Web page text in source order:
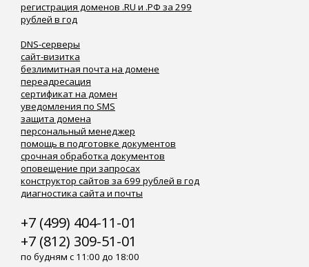
регистрация доменов .RU и .РФ за 299
рублей в год
DNS-серверы
сайт-визитка
безлимитная почта на домене
переадресация
сертификат на домен
уведомления по SMS
защита домена
персональный менеджер
помощь в подготовке документов
срочная обработка документов
оповещение при запросах
конструктор сайтов за 699 рублей в год
диагностика сайта и почты
+7 (499) 404-11-01
+7 (812) 309-51-01
по будням с 11:00 до 18:00